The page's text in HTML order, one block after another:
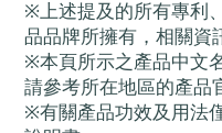
※上述提及的所有專利
品品牌所擁有，相關資
※本頁所示之產品中文
請參考所在地區的產品
※有關產品功效及用法